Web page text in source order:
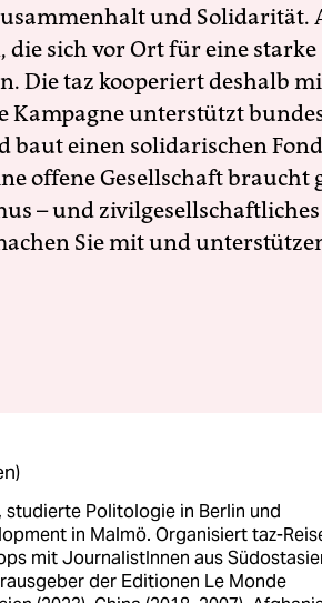
und Solidarität.
sich vor Ort für eine starke
Die taz kooperiert deshalb
Kampagne unterstützt
baut einen solidarischen
offene Gesellschaft braucht
– und
Sie mit und
studierte Politologie in Berlin und
in Malmö. Organisiert taz-
mit JournalistInnen aus
der Editionen Le Monde